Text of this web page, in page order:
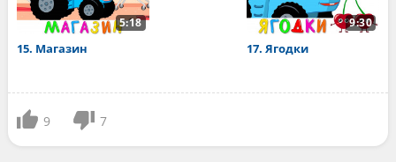
5:18
15. Магазин
9:30
17. Ягодки
9 7